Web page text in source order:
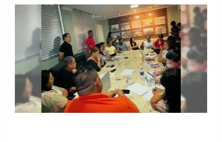
subsídio
ao
transporte
público